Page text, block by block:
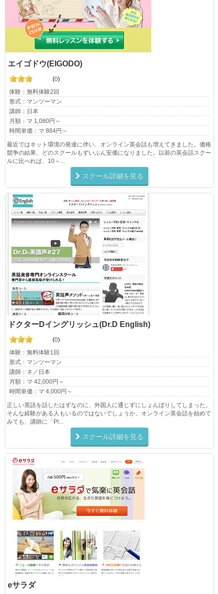
エイゴドウ(EIGODO)
(0)
体験：無料体験2回
形式：マンツーマン
講師：日本
月額：マ 1,080円～
時間単価：マ 864円～
最近ではネット環境の発達に伴い、オンライン英会話も増えてきました。価格
競争の結果、どのスクールもずいぶん安価になりました。以前の英会話スクー
ルに比べれば、10～...
スクール詳細を見る
ドクターDイングリッシュ(Dr.D English)
(0)
体験：無料体験1回
形式：マンツーマン
講師：ネ／日本
月額：マ 42,000円～
時間単価：マ 4,000円～
正しい英語を話したはずなのに、外国人に通じずにしょんぼりしてしまった。
そんな経験がある人もいるのではないでしょうか。オンライン英会話を始めて
みても、講師に「Pl...
スクール詳細を見る
eサラダ